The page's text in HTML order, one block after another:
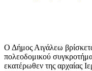
Ο Δήμος Αιγάλεω
πολεοδομικού
εκατέρωθεν της αρχαίας